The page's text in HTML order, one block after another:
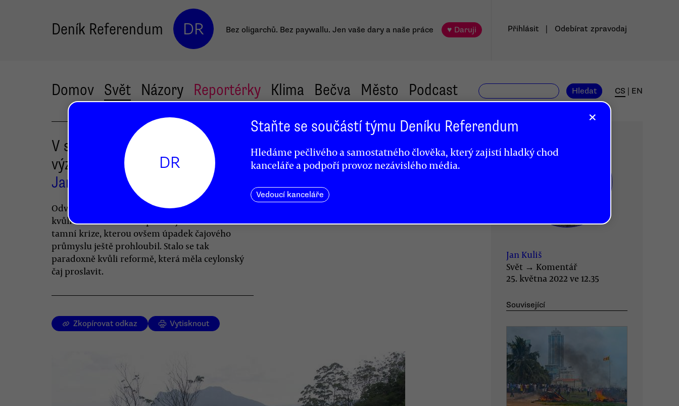
Deník Referendum DR Bez oligarchů. Bez paywallu. Jen vaše dary a naše práce ♥ Daruji Přihlásit Odebírat zpravodaj
Domov Svět Názory Reportérky Klima Bečva Město Podcast Hledat CS EN
V srílanské velekrizi hraje
významnou roli i čaj
Jan Kuliš
Odvětví živící více než milion Srílančanů strádá
kvůli nemožnosti nákupu hnojiv. A to v důsledku
tamní krize, kterou ovšem úpadek čajového
průmyslu ještě prohloubil. Stalo se tak
paradoxně kvůli reformě, která měla ceylonský
čaj proslavit.
Zkopírovat odkaz Vytisknout
Jan Kuliš
Svět → Komentář
25. května 2022 ve 12.35
Související
×
DR
Staňte se součástí týmu Deníku Referendum
Hledáme pečlivého a samostatného člověka, který zajistí hladký chod
kanceláře a podpoří provoz nezávislého média.
Vedoucí kanceláře